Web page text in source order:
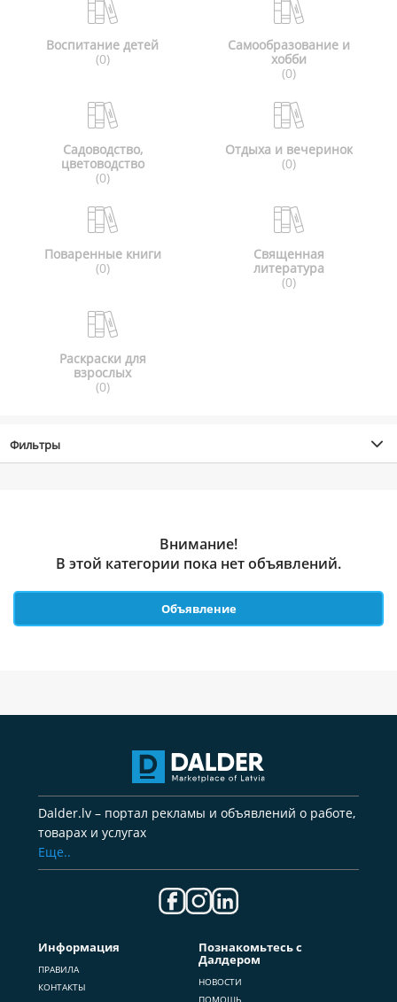
Воспитание детей
(0)
Самообразование и
хобби
(0)
Садоводство,
цветоводство
(0)
Отдыха и вечеринок
(0)
Поваренные книги
(0)
Священная
литература
(0)
Раскраски для
взрослых
(0)
Фильтры
Внимание!
В этой категории пока нет объявлений.
Объявление
Dalder.lv – портал рекламы и объявлений о работе,
товарах и услугах
Еще..
Информация
ПРАВИЛА
КОНТАКТЫ
Познакомьтесь с
Далдером
НОВОСТИ
ПОМОЩЬ